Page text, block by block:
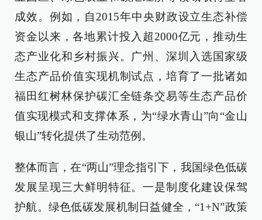
成效。例如，自2015年中央财政设立生态补偿
资金以来，各地累计投入超2000亿元，推动生
态产业化和乡村振兴。广州、深圳入选国家级
生态产品价值实现机制试点，培育了一批诸如
福田红树林保护碳汇全链条交易等生态产品价
值实现模式和支撑体系，为“绿水青山”向“金山
银山”转化提供了生动范例。
整体而言，在“两山”理念指引下，我国绿色低碳
发展呈现三大鲜明特征。一是制度化建设保驾
护航。绿色低碳发展机制日益健全，“1+N”政策